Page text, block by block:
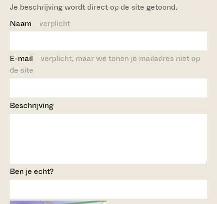
Je beschrijving wordt direct op de site getoond.
Naam verplicht
E-mail verplicht, maar we tonen je mailadres niet op
de site
Beschrijving
Ben je echt?